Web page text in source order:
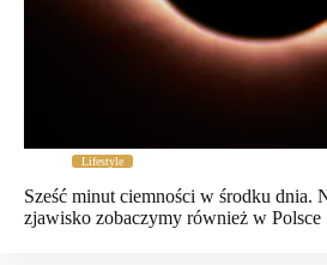
Lifestyle
Sześć minut ciemności w środku dnia.
zjawisko zobaczymy również w Polsce